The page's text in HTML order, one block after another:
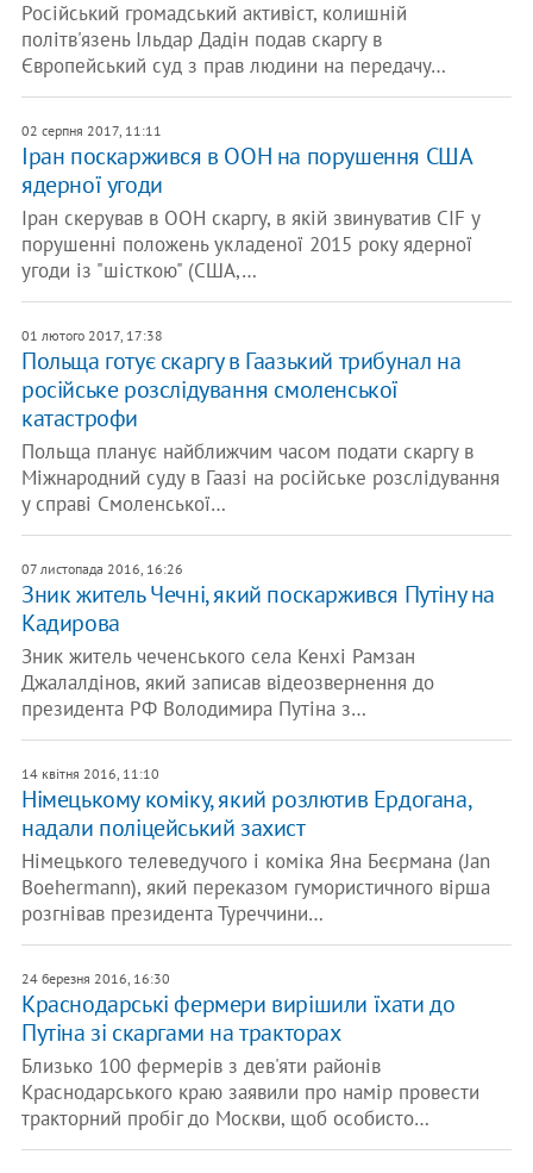
Російський громадський активіст, колишній
політв'язень Ільдар Дадін подав скаргу в
Європейський суд з прав людини на передачу…
02 серпня 2017, 11:11
Іран поскаржився в ООН на порушення США
ядерної угоди
Іран скерував в ООН скаргу, в якій звинуватив CIF у
порушенні положень укладеної 2015 року ядерної
угоди із "шісткою" (США,…
01 лютого 2017, 17:38
Польща готує скаргу в Гаазький трибунал на
російське розслідування смоленської
катастрофи
Польща планує найближчим часом подати скаргу в
Міжнародний суду в Гаазі на російське розслідування
у справі Смоленської…
07 листопада 2016, 16:26
Зник житель Чечні, який поскаржився Путіну на
Кадирова
Зник житель чеченського села Кенхі Рамзан
Джалалдінов, який записав відеозвернення до
президента РФ Володимира Путіна з…
14 квітня 2016, 11:10
Німецькому коміку, який розлютив Ердогана,
надали поліцейський захист
Німецького телеведучого і коміка Яна Беєрмана (Jan
Boehermann), який переказом гумористичного вірша
розгнівав президента Туреччини…
24 березня 2016, 16:30
Краснодарські фермери вирішили їхати до
Путіна зі скаргами на тракторах
Близько 100 фермерів з дев'яти районів
Краснодарського краю заявили про намір провести
тракторний пробіг до Москви, щоб особисто…